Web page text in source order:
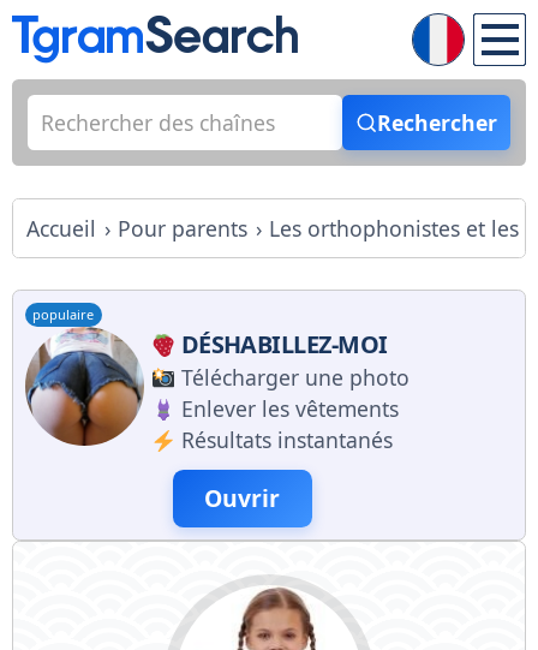
Rechercher
Accueil Pour parents Les orthophonistes et les
populaire
DÉSHABILLEZ-MOI
Télécharger une photo
Enlever les vêtements
Résultats instantanés
Ouvrir